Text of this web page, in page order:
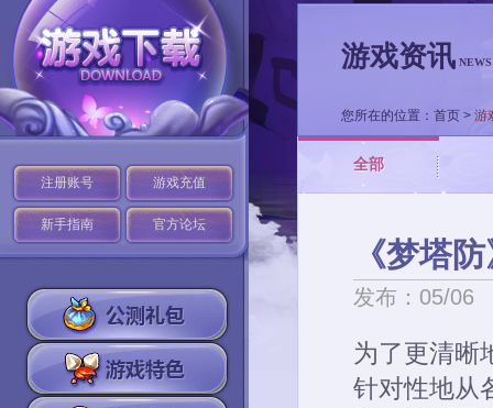
注册账号 游戏充值
新手指南 官方论坛
游戏资讯 NEWS
您所在的位置： 首页 > 游
全部
《梦塔
发布：05/06
为了更清晰
针对性地从